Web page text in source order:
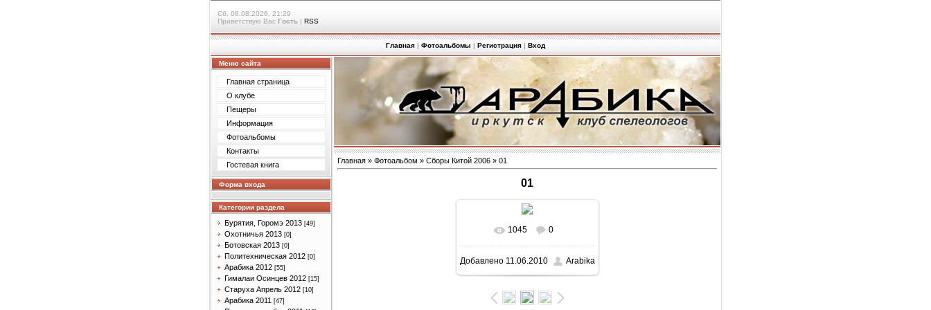
Сб, 08.08.2026, 21:29
Приветствую Вас Гость | RSS
Главная | Фотоальбомы | Регистрация | Вход
Меню сайта
Главная страница
О клубе
Пещеры
Информация
Фотоальбомы
Контакты
Гостевая книга
Форма входа
Категории раздела
Бурятия, Горомэ 2013 [49]
Охотничья 2013 [0]
Ботовская 2013 [0]
Политехническая 2012 [0]
Арабика 2012 [55]
Гималаи Осинцев 2012 [15]
Старуха Апрель 2012 [10]
Арабика 2011 [47]
Главная » Фотоальбом » Сборы Китой 2006 » 01
01
1045 0
Добавлено11.06.2010 Arabika